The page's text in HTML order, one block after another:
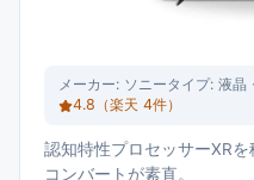
メーカー: ソニータイプ: 液晶
4.8 （楽天 4件）
認知特性プロセッサーXR
コンバートが素直。